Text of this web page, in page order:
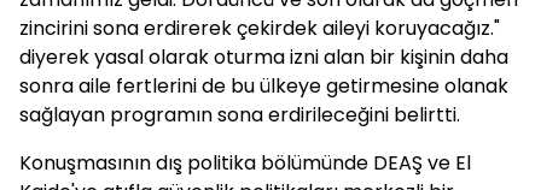
zincirini sona erdirerek çekirdek aileyi koruyacağız."
diyerek yasal olarak oturma izni alan bir kişinin daha
sonra aile fertlerini de bu ülkeye getirmesine olanak
sağlayan programın sona erdirileceğini belirtti.
Konuşmasının dış politika bölümünde DEAŞ ve El